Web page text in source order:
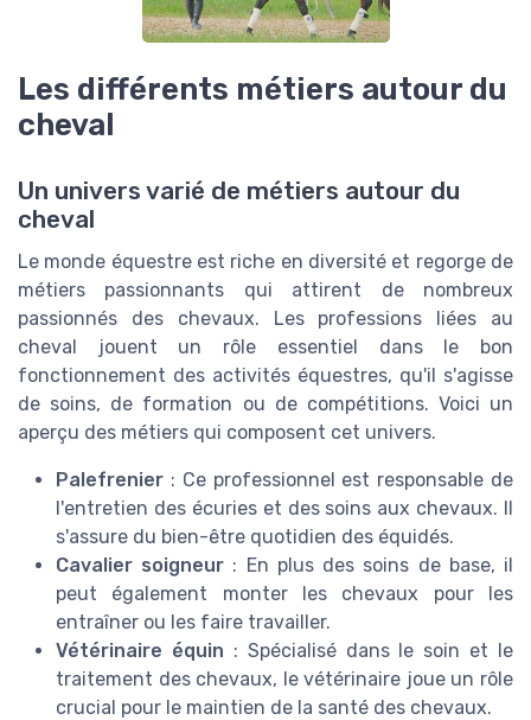
Les différents métiers autour du
cheval
Un univers varié de métiers autour du
cheval
Le monde équestre est riche en diversité et regorge de
métiers passionnants qui attirent de nombreux
passionnés des chevaux. Les professions liées au
cheval jouent un rôle essentiel dans le bon
fonctionnement des activités équestres, qu'il s'agisse
de soins, de formation ou de compétitions. Voici un
aperçu des métiers qui composent cet univers.
Palefrenier : Ce professionnel est responsable de
l'entretien des écuries et des soins aux chevaux. Il
s'assure du bien-être quotidien des équidés.
Cavalier soigneur : En plus des soins de base, il
peut également monter les chevaux pour les
entraîner ou les faire travailler.
Vétérinaire équin : Spécialisé dans le soin et le
traitement des chevaux, le vétérinaire joue un rôle
crucial pour le maintien de la santé des chevaux.